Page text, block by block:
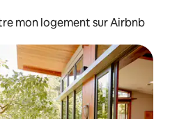
mon logement sur Airbnb